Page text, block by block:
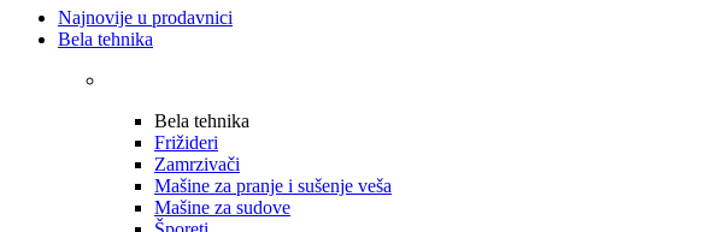
Najnovije u prodavnici
Bela tehnika
Bela tehnika
Frižideri
Zamrzivači
Mašine za pranje i sušenje veša
Mašine za sudove